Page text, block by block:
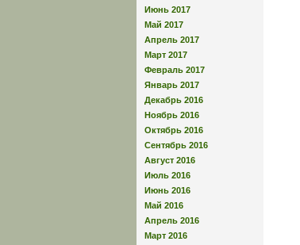
Июнь 2017
Май 2017
Апрель 2017
Март 2017
Февраль 2017
Январь 2017
Декабрь 2016
Ноябрь 2016
Октябрь 2016
Сентябрь 2016
Август 2016
Июль 2016
Июнь 2016
Май 2016
Апрель 2016
Март 2016